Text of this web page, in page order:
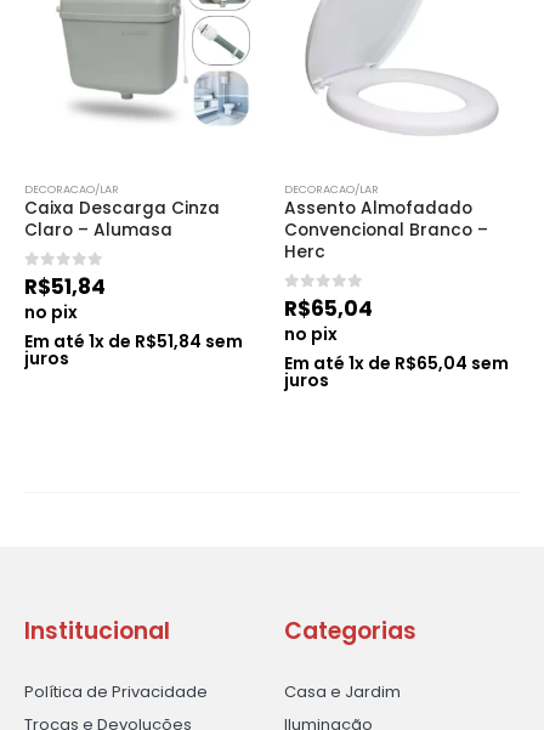
DECORACAO/LAR
Assento Almofadado
Convencional Branco –
Herc
de 5
R$65,04
no pix
Em até
DECORACAO/LAR
Assento Sanitário Oval
em Polietileno
Almofadado Branco
0de 5
R$159,84
no pix
Em até3 x deR$53,28sem
juros
Institucional
Política de Privacidade
Trocas e Devoluções
Categorias
Casa e Jardim
Iluminação